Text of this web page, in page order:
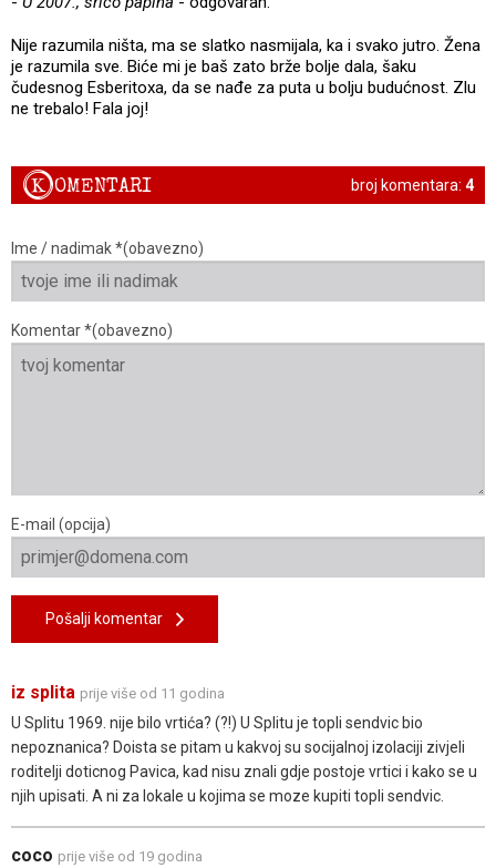
Nije razumila ništa, ma se slatko nasmijala, ka i svako jutro. Žena
je razumila sve. Biće mi je baš zato brže bolje dala, šaku
čudesnog Esberitoxa, da se nađe za puta u bolju budućnost. Zlu
ne trebalo! Fala joj!
broj komentara: 4
KOMENTARI
Ime / nadimak *(obavezno)
Komentar *(obavezno)
E-mail (opcija)
Pošalji komentar
iz splita prije više od 11 godina
U Splitu 1969. nije bilo vrtića? (?!) U Splitu je topli sendvic bio
nepoznanica? Doista se pitam u kakvoj su socijalnoj izolaciji zivjeli
roditelji doticnog Pavica, kad nisu znali gdje postoje vrtici i kako se u
njih upisati. A ni za lokale u kojima se moze kupiti topli sendvic.
coco prije više od 19 godina